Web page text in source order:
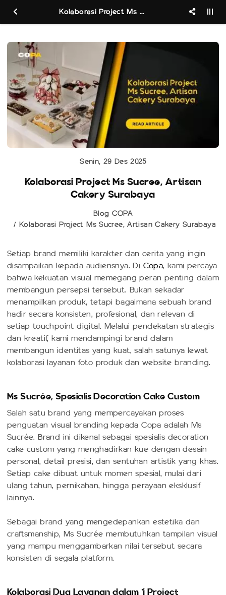
Kolaborasi Project Ms Sucree, Artisan Cakery Surabaya
Senin, 29 Des 2025
Kolaborasi Project Ms Sucree, Artisan
Cakery Surabaya
Blog COPA
Kolaborasi Project Ms Sucree, Artisan Cakery Surabaya
Setiap brand memiliki karakter dan cerita yang ingin
disampaikan kepada audiensnya. Di Copa, kami percaya
bahwa kekuatan visual memegang peran penting dalam
membangun persepsi tersebut. Bukan sekadar
menampilkan produk, tetapi bagaimana sebuah brand
hadir secara konsisten, profesional, dan relevan di
setiap touchpoint digital. Melalui pendekatan strategis
dan kreatif, kami mendampingi brand dalam
membangun identitas yang kuat, salah satunya lewat
kolaborasi layanan foto produk dan website branding.
Ms Sucrée, Spesialis Decoration Cake Custom
Salah satu brand yang mempercayakan proses
penguatan visual branding kepada Copa adalah Ms
Sucrée. Brand ini dikenal sebagai spesialis decoration
cake custom yang menghadirkan kue dengan desain
personal, detail presisi, dan sentuhan artistik yang khas.
Setiap cake dibuat untuk momen spesial, mulai dari
ulang tahun, pernikahan, hingga perayaan eksklusif
lainnya.
Sebagai brand yang mengedepankan estetika dan
craftsmanship, Ms Sucrée membutuhkan tampilan visual
yang mampu menggambarkan nilai tersebut secara
konsisten di segala platform.
Kolaborasi Dua Layanan dalam 1 Project